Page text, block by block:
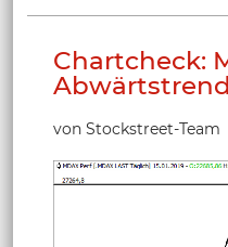
Chartcheck:
Abwärtstrend
von Stockstreet-Team